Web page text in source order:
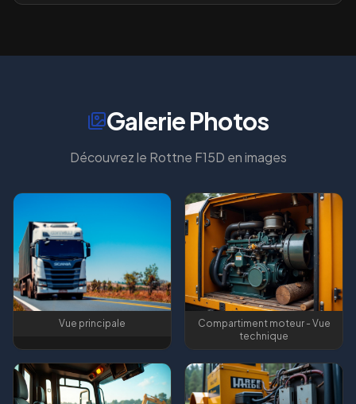
Galerie Photos
Découvrez le Rottne F15D en images
Vue principale
Compartiment moteur - Vue
technique